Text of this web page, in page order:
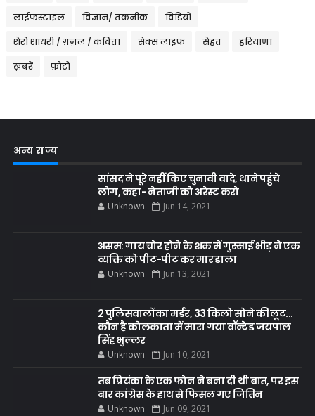
लाईफस्टाइल विज्ञान/ तकनीक विडियो
शेरो शायरी / ग़ज़ल / कविता सेक्स लाइफ सेहत हरियाणा
ख़बरें फ़ोटो
अन्य राज्य
सांसद ने पूरे नहीं किए चुनावी वादे, थाने पहुंचे
लोग, कहा- नेताजी को अरेस्ट करो
Unknown Jun 14, 2021
असम: गाय चोर होने के शक में गुस्साई भीड़ ने एक
व्यक्ति को पीट-पीट कर मार डाला
Unknown Jun 13, 2021
2 पुलिसवालों का मर्डर, 33 किलो सोने की लूट...
कौन है कोलकाता में मारा गया वॉन्टेड जयपाल
सिंह भुल्लर
Unknown Jun 10, 2021
तब प्रियंका के एक फोन ने बना दी थी बात, पर इस
बार कांग्रेस के हाथ से फिसल गए जितिन
Unknown Jun 09, 2021